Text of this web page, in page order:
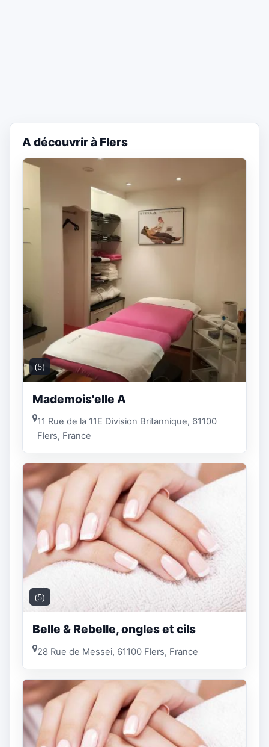
A découvrir à Flers
(5)
Mademois'elle A
11 Rue de la 11E Division Britannique, 61100
Flers, France
(5)
Belle & Rebelle, ongles et cils
28 Rue de Messei, 61100 Flers, France